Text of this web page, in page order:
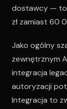
dostawcy — to
zł zamiast 60
Jako ogólny
zewnętrznym
integracja
autoryzacji
Integracja to